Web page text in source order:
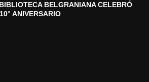
BELGRANIANA CELEBRÓ
ANIVERSARIO